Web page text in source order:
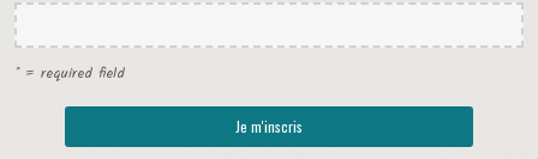
* = required field